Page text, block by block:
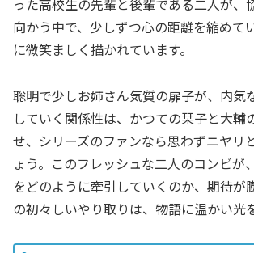
った高校生の先輩と後輩である二人が、
向かう中で、少しずつ心の距離を縮めて
に微笑ましく描かれています。
聡明で少しお姉さん気質の扉子が、内気
していく関係性は、かつての栞子と大輔
せ、シリーズのファンなら思わずニヤリ
ょう。このフレッシュな二人のコンビが
をどのように牽引していくのか、期待が
の初々しいやり取りは、物語に温かい光